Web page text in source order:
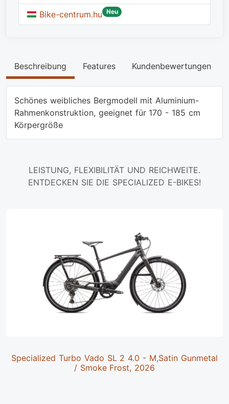
Bike-centrum.hu Neu
Beschreibung Features Kundenbewertungen
Schönes weibliches Bergmodell mit Aluminium-
Rahmenkonstruktion, geeignet für 170 - 185 cm
Körpergröße
LEISTUNG, FLEXIBILITÄT UND REICHWEITE.
ENTDECKEN SIE DIE SPECIALIZED E-BIKES!
Specialized Turbo Vado SL 2 4.0 - M,Satin Gunmetal
/ Smoke Frost, 2026